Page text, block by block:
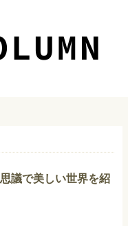
議で美しい世界を紹